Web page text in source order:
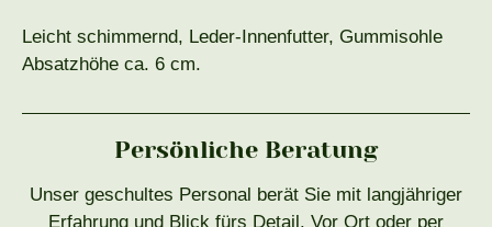
Leicht schimmernd, Leder-Innenfutter, Gummisohle
Absatzhöhe ca. 6 cm.
Persönliche Beratung
Unser geschultes Personal berät Sie mit langjähriger
Erfahrung und Blick fürs Detail. Vor Ort oder per